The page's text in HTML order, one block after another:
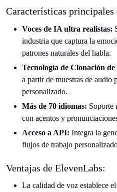
Características principales
Voces de IA ultra realistas:
industria que captura la
patrones naturales del habla.
Tecnología de Clonación de
a partir de muestras de audio
personalizado.
Más de 70 idiomas: Soporte
con acentos y
Acceso a API: Integra la
flujos de trabajo
Ventajas de ElevenLabs:
La calidad de voz establece